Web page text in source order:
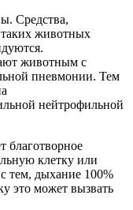
Средства,
животных
животным с
пневмонии. Тем
нейтрофильной
благотворное
клетку или
тем, дыхание 100%
это может вызвать